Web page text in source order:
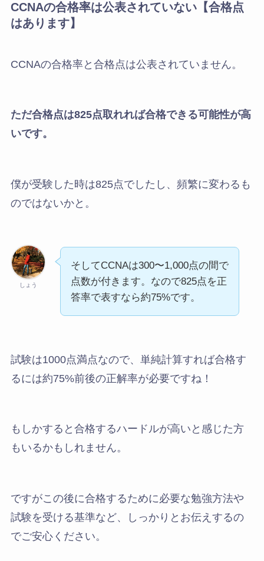
CCNAの合格率は公表されていない【合格点
はあります】
CCNAの合格率と合格点は公表されていません。
ただ合格点は825点取れれば合格できる可能性が高
いです。
僕が受験した時は825点でしたし、頻繁に変わるも
のではないかと。
しょう
そしてCCNAは300〜1,000点の間で
点数が付きます。なので825点を正
答率で表すなら約75%です。
試験は1000点満点なので、単純計算すれば合格す
るには約75%前後の正解率が必要ですね！
もしかすると合格するハードルが高いと感じた方
もいるかもしれません。
ですがこの後に合格するために必要な勉強方法や
試験を受ける基準など、しっかりとお伝えするの
でご安心ください。